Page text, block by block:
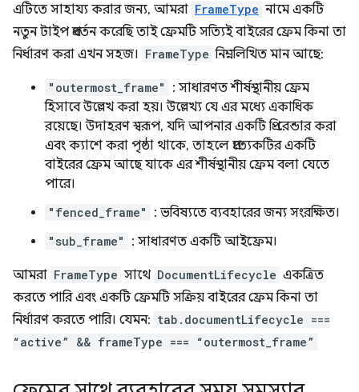
এটিতে সাহায্য করার জন্য, আমরা FrameType নামে একটি
নতুন টাইপ প্রবর্তন করেছি তাই ফ্রেমটি সত্যিই বাইরের ফ্রেম কিনা তা
নির্ধারণ করা এখন সহজ। FrameType নিম্নলিখিত মান আছে:
"outermost_frame"
: সাধারণত শীর্ষস্থানীয় ফ্রেম
হিসাবে উল্লেখ করা হয়। উল্লেখ্য যে এর মধ্যে একাধিক
রয়েছে। উদাহরণ স্বরূপ, যদি আপনার একটি প্রি-রেন্ডার করা
এবং ক্যাশে করা পৃষ্ঠা থাকে, তাহলে প্রত্যেকটির একটি
বাইরের ফ্রেম আছে যাকে এর শীর্ষস্থানীয় ফ্রেম বলা যেতে
পারে।
"fenced_frame" : ভবিষ্যতে ব্যবহারের জন্য সংরক্ষিত।
"sub_frame" : সাধারণত একটি আইফ্রেম।
আমরা FrameType সাথে DocumentLifecycle একত্রিত
করতে পারি এবং একটি ফ্রেমটি সক্রিয় বাইরের ফ্রেম কিনা তা
নির্ধারণ করতে পারি। যেমন: tab.documentLifecycle ===
“active” && frameType === “outermost_frame”